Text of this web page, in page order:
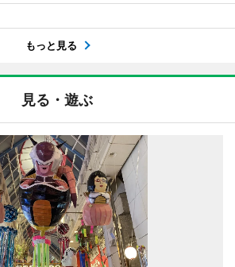
もっと見る
見る・遊ぶ